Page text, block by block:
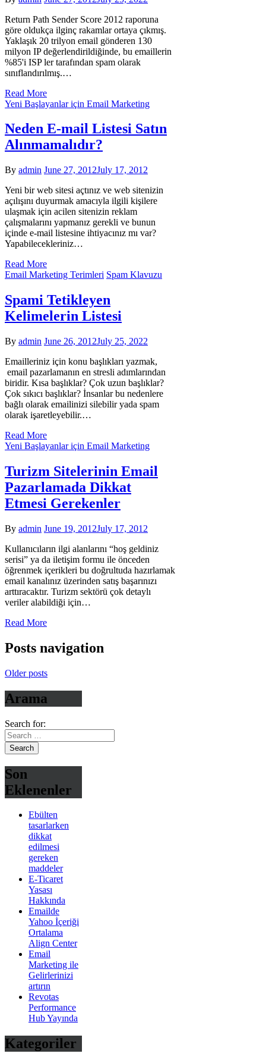
Return Path Sender Score 2012 raporuna
göre oldukça ilginç rakamlar ortaya çıkmış.
Yaklaşık 20 trilyon email gönderen 130
milyon IP değerlendirildiğinde, bu emaillerin
%85'i ISP ler tarafından spam olarak
sınıflandırılmış.…
Read More
Yeni Başlayanlar için Email Marketing
Neden E-mail Listesi Satın
Alınmamalıdır?
By admin June 27, 2012July 17, 2012
Yeni bir web sitesi açtınız ve web sitenizin
açılışını duyurmak amacıyla ilgili kişilere
ulaşmak için acilen sitenizin reklam
çalışmalarını yapmanız gerekli ve bunun
içinde e-mail listesine ihtiyacınız mı var?
Yapabilecekleriniz…
Read More
Email Marketing Terimleri Spam Klavuzu
Spami Tetikleyen
Kelimelerin Listesi
By admin June 26, 2012July 25, 2022
Emailleriniz için konu başlıkları yazmak,
email pazarlamanın en stresli adımlarından
biridir. Kısa başlıklar? Çok uzun başlıklar?
Çok sıkıcı başlıklar? İnsanlar bu nedenlere
bağlı olarak emailinizi silebilir yada spam
olarak işaretleyebilir.…
Read More
Yeni Başlayanlar için Email Marketing
Turizm Sitelerinin Email
Pazarlamada Dikkat
Etmesi Gerekenler
By admin June 19, 2012July 17, 2012
Kullanıcıların ilgi alanlarını “hoş geldiniz
serisi” ya da iletişim formu ile önceden
öğrenmek içerikleri bu doğrultuda hazırlamak
email kanalınız üzerinden satış başarınızı
arttıracaktır. Turizm sektörü çok detaylı
veriler alabildiği için…
Read More
Posts navigation
Older posts
Arama
Search for:
Son
Eklenenler
Ebülten
tasarlarken
dikkat
edilmesi
gereken
maddeler
E-Ticaret
Yasası
Hakkında
Emailde
Yahoo İçeriği
Ortalama
Align Center
Email
Marketing ile
Gelirlerinizi
artırın
Revotas
Performance
Hub Yayında
Kategoriler